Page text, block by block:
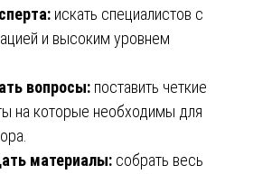
искать специалистов с
и высоким уровнем
вопросы: поставить четкие
на которые необходимы для
материалы: собрать весь